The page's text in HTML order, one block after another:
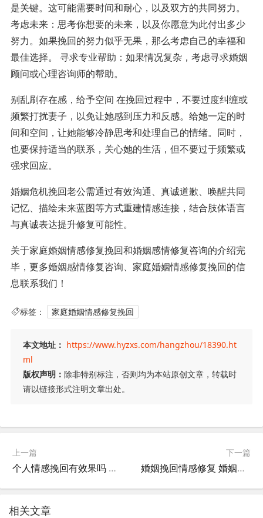
是关键。这可能需要时间和耐心，以及双方的共同努力。
考虑未来：思考你想要的未来，以及你愿意为此付出多少
努力。如果挽回的努力似乎无果，那么考虑自己的幸福和
最佳选择。 寻求专业帮助：如果情况复杂，考虑寻求婚姻
顾问或心理咨询师的帮助。
别乱刷存在感，给予空间 在挽回过程中，不要过度纠缠或
频繁打扰妻子，以免让她感到压力和反感。给她一定的时
间和空间，让她能够冷静思考和处理自己的情绪。同时，
也要保持适当的联系，关心她的生活，但不要过于频繁或
强求回应。
婚姻危机挽回老公需通过有效沟通、真诚道歉、唤醒共同
记忆、描绘未来蓝图等方式重建情感连接，结合肢体语言
与真诚表达提升修复可能性。
关于家庭婚姻情感修复挽回和婚姻感情修复咨询的介绍完
毕，更多婚姻感情修复咨询、家庭婚姻情感修复挽回的信
息联系我们！
标签： 家庭婚姻情感修复挽回
本文地址： https://www.hyzxs.com/hangzhou/18390.ht
ml
版权声明： 除非特别标注，否则均为本站原创文章，转载时
请以链接形式注明文章出处。
上一篇
个人情感挽回有效果吗 情感挽回管用吗
下一篇
婚姻挽回情感修复 婚姻挽回是不是都是骗局
相关文章